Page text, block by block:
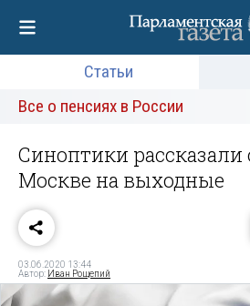
Статьи
Все о пенсиях в России
Синоптики рассказали
Москве на выходные
03.06.2020 13:44
Автор: Иван Рощепий